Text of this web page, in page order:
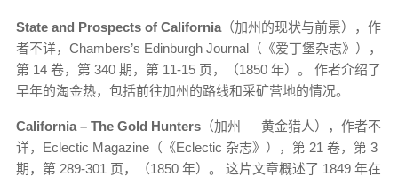
State and Prospects of California （加州的现状与前景），作
者不详，Chambers’s Edinburgh Journal（《爱丁堡杂志》），
第 14 卷，第 340 期，第 11-15 页，（1850 年）。 作者介绍了
早年的淘金热，包括前往加州的路线和采矿营地的情况。
California – The Gold Hunters （加州 — 黄金猎人），作者不
详，Eclectic Magazine（《Eclectic 杂志》），第 21 卷，第 3
期，第 289-301 页，（1850 年）。 这片文章概述了 1849 年在